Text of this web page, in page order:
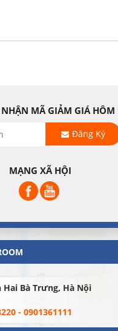
MÃ GIẢM GIÁ HÔM
Đăng Ký
MẠNG XÃ HỘI
Hai Bà Trưng, Hà Nội
- 0901361111